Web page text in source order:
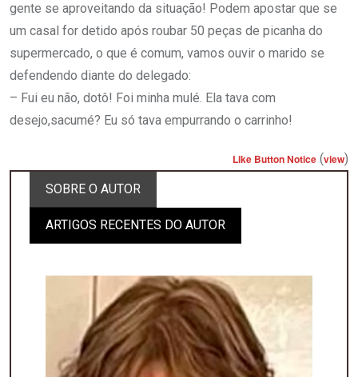
gente se aproveitando da situação! Podem apostar que se
um casal for detido após roubar 50 peças de picanha do
supermercado, o que é comum, vamos ouvir o marido se
defendendo diante do delegado:
– Fui eu não, dotô! Foi minha mulé. Ela tava com
desejo,sacumé? Eu só tava empurrando o carrinho!
Like Button Notice (view)
SOBRE O AUTOR
ARTIGOS RECENTES DO AUTOR